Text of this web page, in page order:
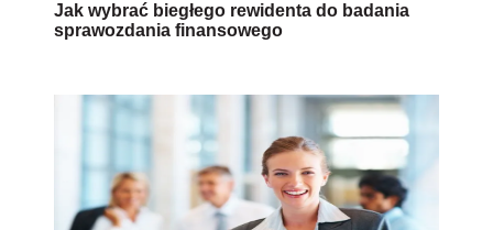
Jak wybrać biegłego rewidenta do badania
sprawozdania finansowego